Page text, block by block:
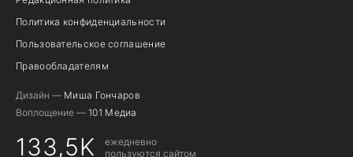
Политика конфиденциальности
Пользовательское соглашение
Правообладателям
Дизайн — Миша Гончаров
Воплощение — 101 Медиа
133,5K
ежедневно
пользуются сайтом